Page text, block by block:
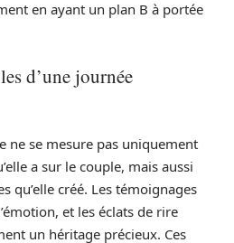
en ayant un plan B à portée
d’une journée
ne se mesure pas uniquement
a sur le couple, mais aussi
qu’elle créé. Les témoignages
et les éclats de rire
un héritage précieux. Ces